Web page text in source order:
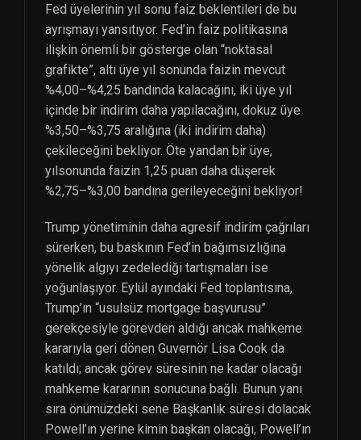
Fed üyelerinin yıl sonu faiz beklentileri de bu
ayrışmayı yansıtıyor. Fed’in faiz politikasına
ilişkin önemli bir gösterge olan “noktasal
grafikte”, altı üye yıl sonunda faizin mevcut
%4,00–%4,25 bandında kalacağını, iki üye yıl
içinde bir indirim daha yapılacağını, dokuz üye
%3,50–%3,75 aralığına (iki indirim daha)
çekileceğini bekliyor. Öte yandan bir üye,
yılsonunda faizin 1,25 puan daha düşerek
%2,75–%3,00 bandına gerileyeceğini bekliyor!
Trump yönetiminin daha agresif indirim çağrıları
sürerken, bu baskının Fed’in bağımsızlığına
yönelik algıyı zedelediği tartışmaları ise
yoğunlaşıyor. Eylül ayındaki Fed toplantısına,
Trump’ın “usulsüz mortgage başvurusu”
gerekçesiyle görevden aldığı ancak mahkeme
kararıyla geri dönen Guvernör Lisa Cook da
katıldı; ancak görev süresinin ne kadar olacağı
mahkeme kararının sonucuna bağlı. Bunun yanı
sıra önümüzdeki sene Başkanlık süresi dolacak
Powell’ın yerine kimin başkan olacağı, Powell’ın